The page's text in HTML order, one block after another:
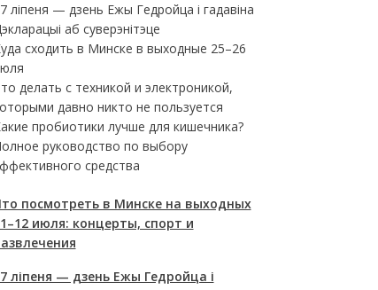
ліпеня — дзень Ежы Гедройца і гадавіна
аб суверэнітэце
сходить в Минске в выходные 25–26
делать с техникой и электроникой,
давно никто не пользуется
пробиотики лучше для кишечника?
руководство по выбору
средства
посмотреть в Минске на выходных
июля: концерты, спорт и
ліпеня — дзень Ежы Гедройца і